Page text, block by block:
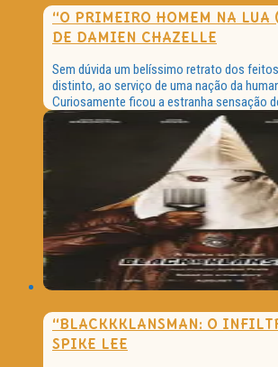
“O PRIMEIRO HOMEM NA LUA
DE DAMIEN CHAZELLE
Sem dúvida um belíssimo retrato dos
distinto, ao serviço de uma nação da
Curiosamente ficou a estranha sensação
“BLACKKKLANSMAN: O
SPIKE LEE